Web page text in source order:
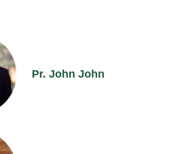
Pr. John John